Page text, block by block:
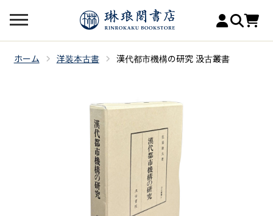
ホーム 洋装本古書 漢代都市機構の研究 汲古叢書